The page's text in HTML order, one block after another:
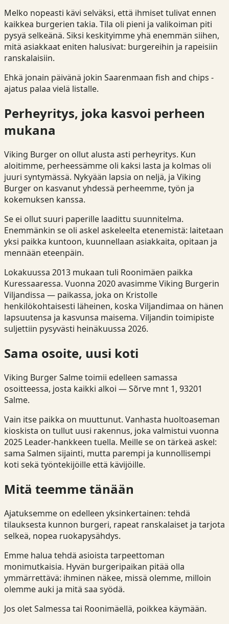
Melko nopeasti kävi selväksi, että ihmiset tulivat ennen
kaikkea burgerien takia. Tila oli pieni ja valikoiman piti
pysyä selkeänä. Siksi keskityimme yhä enemmän siihen,
mitä asiakkaat eniten halusivat: burgereihin ja rapeisiin
ranskalaisiin.
Ehkä jonain päivänä jokin Saarenmaan fish and chips -
ajatus palaa vielä listalle.
Perheyritys, joka kasvoi perheen
mukana
Viking Burger on ollut alusta asti perheyritys. Kun
aloitimme, perheessämme oli kaksi lasta ja kolmas oli
juuri syntymässä. Nykyään lapsia on neljä, ja Viking
Burger on kasvanut yhdessä perheemme, työn ja
kokemuksen kanssa.
Se ei ollut suuri paperille laadittu suunnitelma.
Enemmänkin se oli askel askeleelta etenemistä: laitetaan
yksi paikka kuntoon, kuunnellaan asiakkaita, opitaan ja
mennään eteenpäin.
Lokakuussa 2013 mukaan tuli Roonimäen paikka
Kuressaaressa. Vuonna 2020 avasimme Viking Burgerin
Viljandissa — paikassa, joka on Kristolle
henkilökohtaisesti läheinen, koska Viljandimaa on hänen
lapsuutensa ja kasvunsa maisema. Viljandin toimipiste
suljettiin pysyvästi heinäkuussa 2026.
Sama osoite, uusi koti
Viking Burger Salme toimii edelleen samassa
osoitteessa, josta kaikki alkoi — Sõrve mnt 1, 93201
Salme.
Vain itse paikka on muuttunut. Vanhasta huoltoaseman
kioskista on tullut uusi rakennus, joka valmistui vuonna
2025 Leader-hankkeen tuella. Meille se on tärkeä askel:
sama Salmen sijainti, mutta parempi ja kunnollisempi
koti sekä työntekijöille että kävijöille.
Mitä teemme tänään
Ajatuksemme on edelleen yksinkertainen: tehdä
tilauksesta kunnon burgeri, rapeat ranskalaiset ja tarjota
selkeä, nopea ruokapysähdys.
Emme halua tehdä asioista tarpeettoman
monimutkaisia. Hyvän burgeripaikan pitää olla
ymmärrettävä: ihminen näkee, missä olemme, milloin
olemme auki ja mitä saa syödä.
Jos olet Salmessa tai Roonimäellä, poikkea käymään.